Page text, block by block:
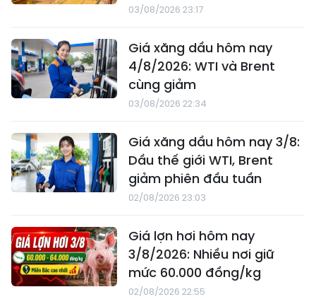
03/08/2026 23:17
Giá xăng dầu hôm nay
4/8/2026: WTI và Brent
cùng giảm
03/08/2026 22:34
Giá xăng dầu hôm nay 3/8:
Dầu thế giới WTI, Brent
giảm phiên đầu tuần
02/08/2026 23:03
Giá lợn hơi hôm nay
3/8/2026: Nhiều nơi giữ
mức 60.000 đồng/kg
02/08/2026 22:55